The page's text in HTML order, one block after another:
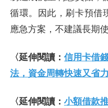
循環。因此，刷卡預借
應急方案，不建議長期使
〈延伸閱讀： 信用卡借
法，資金周轉快速又省力
〈延伸閱讀： 小額借款